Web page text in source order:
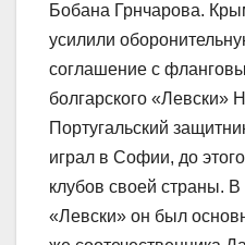
Бобана Грнчарова.
усилили
соглашение с
болгарского «Левски»
Португальский
играл в Софии, до
клубов своей страны.
«Левски» он был